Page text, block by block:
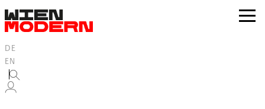
springen
zur
DE
EN